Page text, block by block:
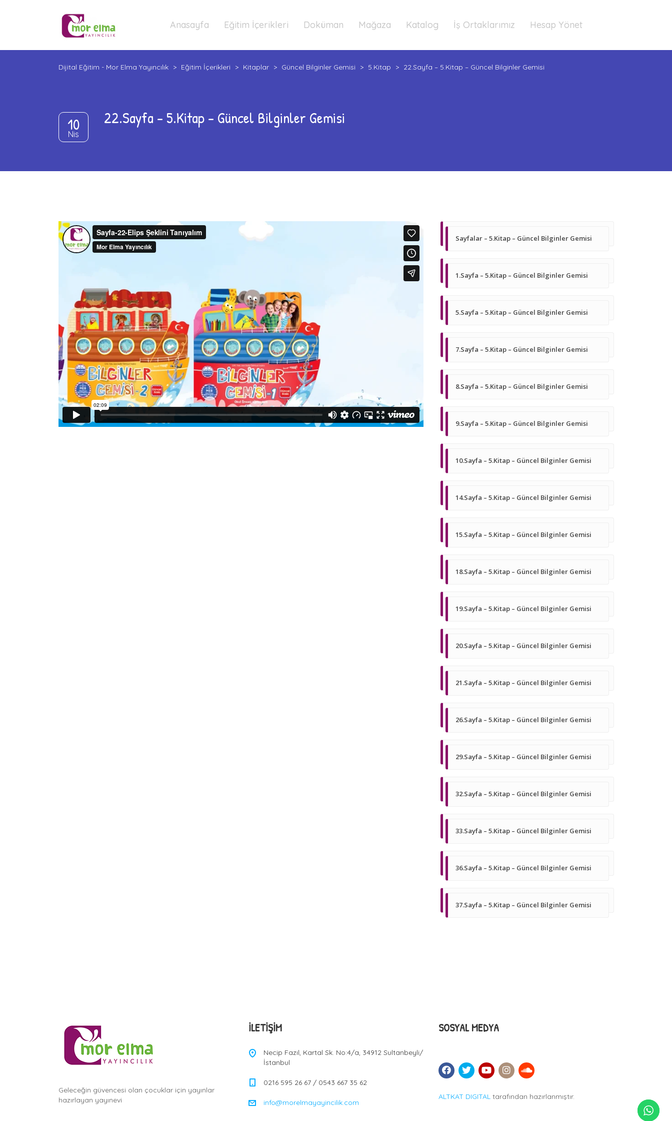
Anasayfa Eğitim İçerikleri Doküman Mağaza Katalog İş Ortaklarımız Hesap Yönet
Dijital Eğitim - Mor Elma Yayıncılık > Eğitim İçerikleri > Kitaplar > Güncel Bilginler Gemisi > 5.Kitap > 22.Sayfa – 5.Kitap – Güncel Bilginler Gemisi
10
Nis
22.Sayfa – 5.Kitap – Güncel Bilginler Gemisi
Sayfalar – 5.Kitap – Güncel Bilginler Gemisi
1.Sayfa – 5.Kitap – Güncel Bilginler Gemisi
5.Sayfa – 5.Kitap – Güncel Bilginler Gemisi
7.Sayfa – 5.Kitap – Güncel Bilginler Gemisi
8.Sayfa – 5.Kitap – Güncel Bilginler Gemisi
9.Sayfa – 5.Kitap – Güncel Bilginler Gemisi
10.Sayfa – 5.Kitap – Güncel Bilginler Gemisi
14.Sayfa – 5.Kitap – Güncel Bilginler Gemisi
15.Sayfa – 5.Kitap – Güncel Bilginler Gemisi
18.Sayfa – 5.Kitap – Güncel Bilginler Gemisi
19.Sayfa – 5.Kitap – Güncel Bilginler Gemisi
20.Sayfa – 5.Kitap – Güncel Bilginler Gemisi
21.Sayfa – 5.Kitap – Güncel Bilginler Gemisi
26.Sayfa – 5.Kitap – Güncel Bilginler Gemisi
29.Sayfa – 5.Kitap – Güncel Bilginler Gemisi
32.Sayfa – 5.Kitap – Güncel Bilginler Gemisi
33.Sayfa – 5.Kitap – Güncel Bilginler Gemisi
36.Sayfa – 5.Kitap – Güncel Bilginler Gemisi
37.Sayfa – 5.Kitap – Güncel Bilginler Gemisi
Geleceğin güvencesi olan çocuklar için yayınlar
hazırlayan yayınevi
İLETIŞIM
Necip Fazıl, Kartal Sk. No:4/a, 34912 Sultanbeyli/
İstanbul
0216 595 26 67 / 0543 667 35 62
info@morelmayayincilik.com
SOSYAL MEDYA
ALTKAT DIGITAL tarafından hazırlanmıştır.